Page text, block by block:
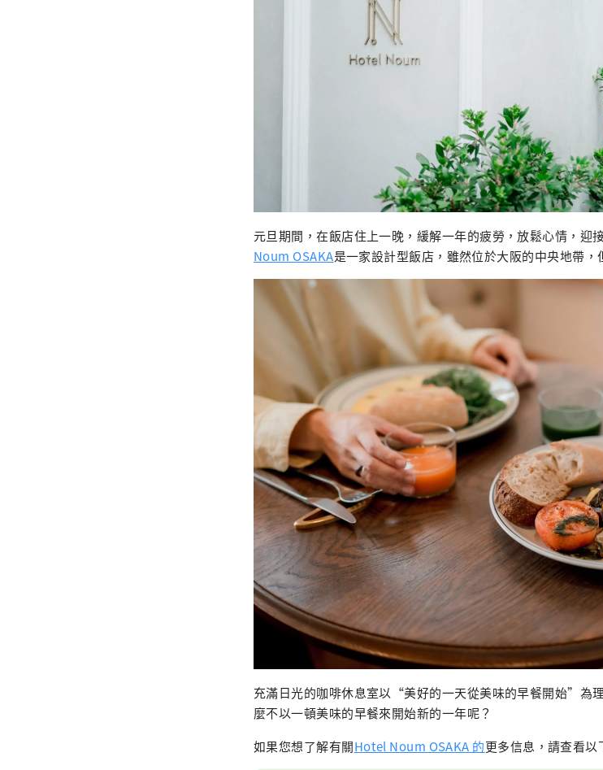
元旦期間，在飯店住上一晚，緩解一年的疲勞，放鬆心情，迎
Noum OSAKA是一家設計型飯店，雖然位於大阪的中央地帶
充滿日光的咖啡休息室以“美好的一天從美味的早餐開始”為
麼不以一頓美味的早餐來開始新的一年呢？
如果您想了解有關Hotel Noum OSAKA 的更多信息，請查看以